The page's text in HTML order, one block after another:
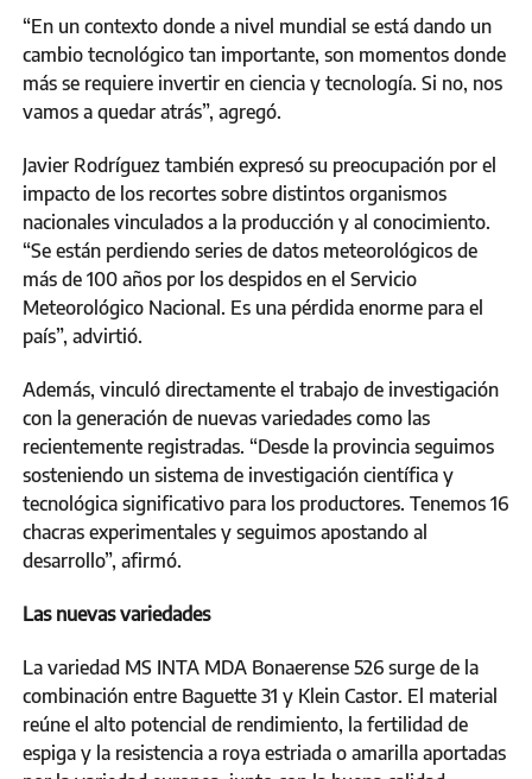
“En un contexto donde a nivel mundial se está dando un
cambio tecnológico tan importante, son momentos donde
más se requiere invertir en ciencia y tecnología. Si no, nos
vamos a quedar atrás”, agregó.
Javier Rodríguez también expresó su preocupación por el
impacto de los recortes sobre distintos organismos
nacionales vinculados a la producción y al conocimiento.
“Se están perdiendo series de datos meteorológicos de
más de 100 años por los despidos en el Servicio
Meteorológico Nacional. Es una pérdida enorme para el
país”, advirtió.
Además, vinculó directamente el trabajo de investigación
con la generación de nuevas variedades como las
recientemente registradas. “Desde la provincia seguimos
sosteniendo un sistema de investigación científica y
tecnológica significativo para los productores. Tenemos 16
chacras experimentales y seguimos apostando al
desarrollo”, afirmó.
Las nuevas variedades
La variedad MS INTA MDA Bonaerense 526 surge de la
combinación entre Baguette 31 y Klein Castor. El material
reúne el alto potencial de rendimiento, la fertilidad de
espiga y la resistencia a roya estriada o amarilla aportadas